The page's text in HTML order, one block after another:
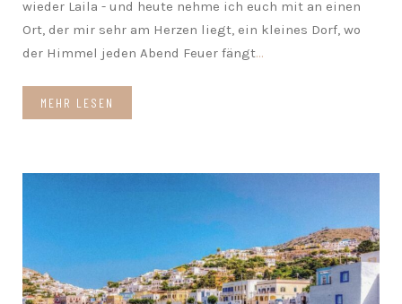
wieder Laila - und heute nehme ich euch mit an einen
Ort, der mir sehr am Herzen liegt, ein kleines Dorf, wo
der Himmel jeden Abend Feuer fängt...
MEHR LESEN